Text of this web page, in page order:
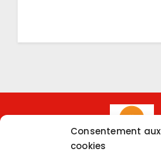
Consentement aux
cookies